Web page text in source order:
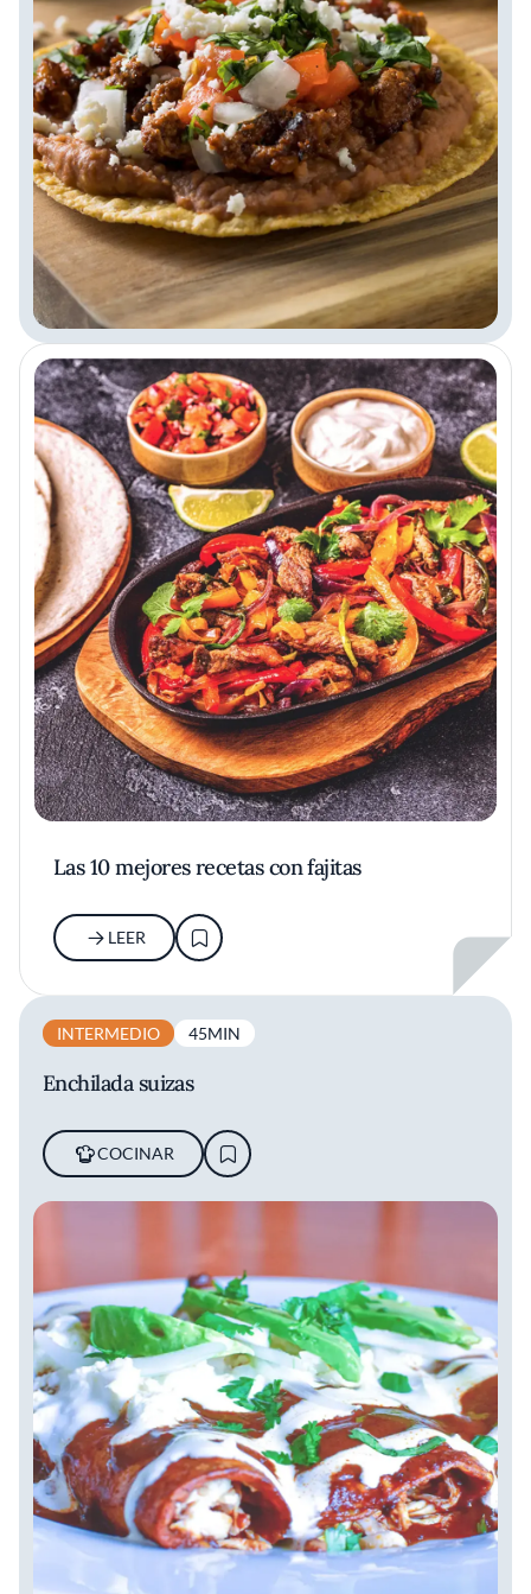
Las 10 mejores recetas con fajitas
LEER
INTERMEDIO 45MIN
Enchilada suizas
COCINAR